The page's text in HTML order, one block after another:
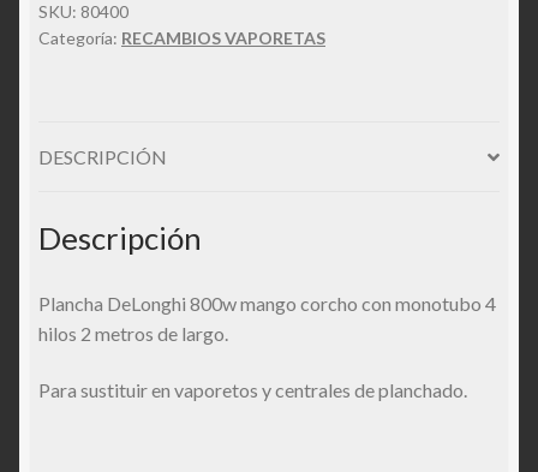
SKU: 80400
Categoría: RECAMBIOS VAPORETAS
DESCRIPCIÓN
Descripción
Plancha DeLonghi 800w mango corcho con monotubo 4
hilos 2 metros de largo.
Para sustituir en vaporetos y centrales de planchado.